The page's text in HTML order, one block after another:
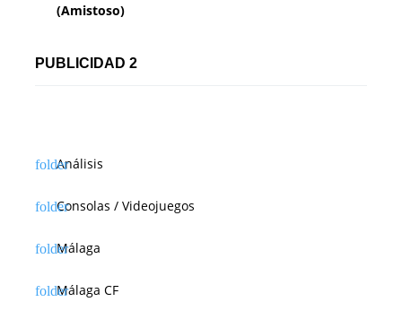
(Amistoso)
PUBLICIDAD 2
Análisis
Consolas / Videojuegos
Málaga
Málaga CF